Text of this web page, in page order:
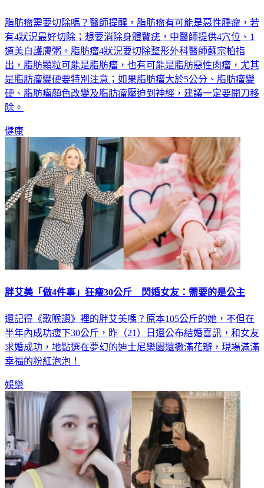
有4狀況最好切除；想要消除身體贅疣，中醫師提供4穴位、1
道美白護膚粥。脂肪瘤4狀況要切除整形外科醫師蘇宗柏指
出，脂肪顆粒可能是脂肪瘤，也有可能是脂肪惡性肉瘤，尤其
是脂肪瘤變硬要特別注意；如果脂肪瘤大於5公分、脂肪瘤變
硬、脂肪瘤顏色改變及脂肪瘤壓迫到神經，建議一定要開刀移
除。
半年內成功瘦下30公斤，昨（21）日還公布結婚喜訊，和女友
求婚成功，地點選在夢幻的迪士尼樂園還撒滿花瓣，現場滿滿
幸福的粉紅泡泡！